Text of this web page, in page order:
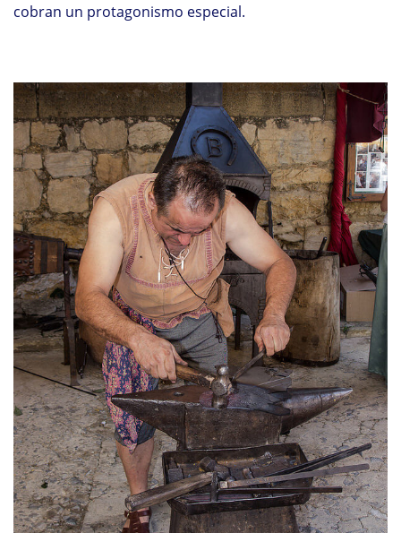
cobran un protagonismo especial.